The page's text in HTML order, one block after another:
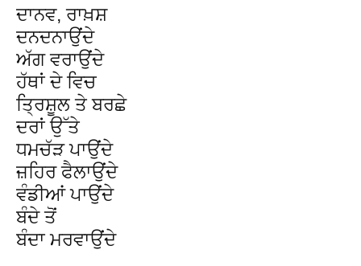
ਦਾਨਵ, ਰਾਖ਼ਸ਼
ਦਨਦਨਾਉਂਦੇ
ਅੱਗ ਵਰਾਉਂਦੇ
ਹੱਥਾਂ ਦੇ ਵਿਚ
ਤ੍ਰਿਸ਼ੂਲ ਤੇ ਬਰਛੇ
ਦਰਾਂ ਉੱਤੇ
ਧਮਚੱੜ ਪਾਉਂਦੇ
ਜ਼ਹਿਰ ਫੈਲਾਉਂਦੇ
ਵੰਡੀਆਂ ਪਾਉਂਦੇ
ਬੰਦੇ ਤੋਂ
ਬੰਦਾ ਮਰਵਾਉਂਦੇ